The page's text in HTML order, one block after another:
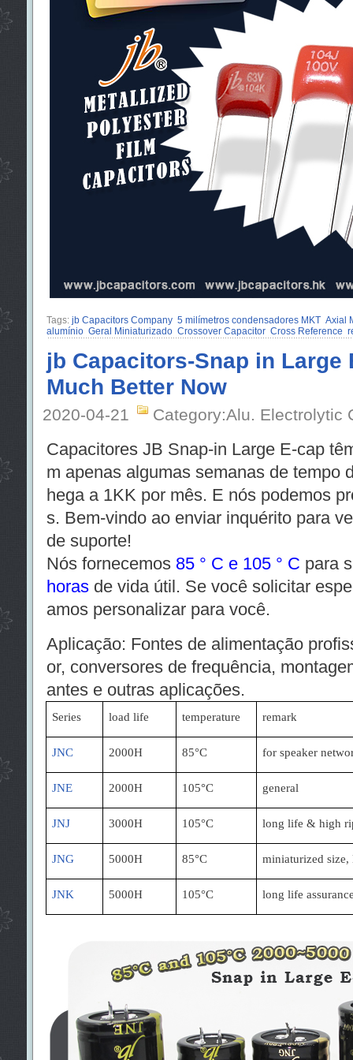
Tags: jb Capacitors Company 5 milímetros condensadores MKT Axial
alumínio Geral Miniaturizado Crossover Capacitor Cross Reference
jb Capacitors-Snap in Large
Much Better Now
2020-04-21 Category:Alu. Electrolytic
Capacitores JB Snap-in Large E-cap
m apenas algumas semanas de tempo
hega a 1KK por mês. E nós podemos
s. Bem-vindo ao enviar inquérito para
de suporte!
Nós fornecemos 85 ° C e 105 ° C para
horasde vida útil. Se você solicitar
amos personalizar para você.
Aplicação: Fontes de alimentação
or, conversores de frequência,
antes e outras aplicações.
Series load life temperature remark
JNC 2000H 85°C for speaker
JNE 2000H 105°C general
JNJ 3000H 105°C long life & high
JNG 5000H 85°C miniaturized
JNK 5000H 105°C long life